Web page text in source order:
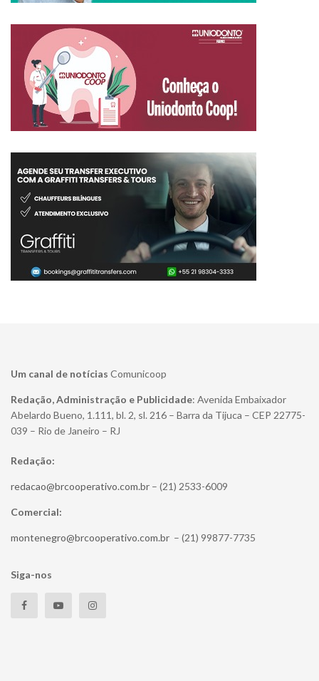
Um canal de notícias Comunicoop
Redação, Administração e Publicidade: Avenida Embaixador
Abelardo Bueno, 1.111, bl. 2, sl. 216 – Barra da Tijuca – CEP 22775-
039 – Rio de Janeiro – RJ
Redação:
redacao@brcooperativo.com.br – (21) 2533-6009
Comercial:
montenegro@brcooperativo.com.br – (21) 99877-7735
Siga-nos